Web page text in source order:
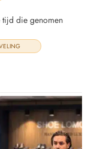
tijd die genomen